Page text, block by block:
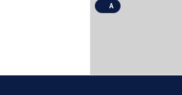
A